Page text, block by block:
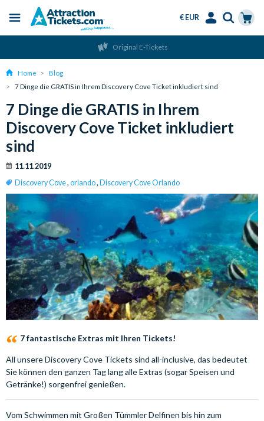
content
Menu
€ EUR
Original E-Tickets
Home
Blog
7 Dinge die GRATIS in Ihrem Discovery Cove Ticket inkludiert sind
7 Dinge die GRATIS in Ihrem
Discovery Cove Ticket inkludiert
sind
11.11.2019
Discovery Cove, orlando, Discovery Cove Orlando
7 fantastische Extras mit Ihren Tickets!
All unsere Discovery Cove Tickets sind all-inclusive, das bedeutet
Sie können den ganzen Tag lang alle Extras (sogar Speisen und
Getränke!) sorgenfrei genießen.
Vom Schwimmen mit Großen Tümmler Delfinen bis hin zum